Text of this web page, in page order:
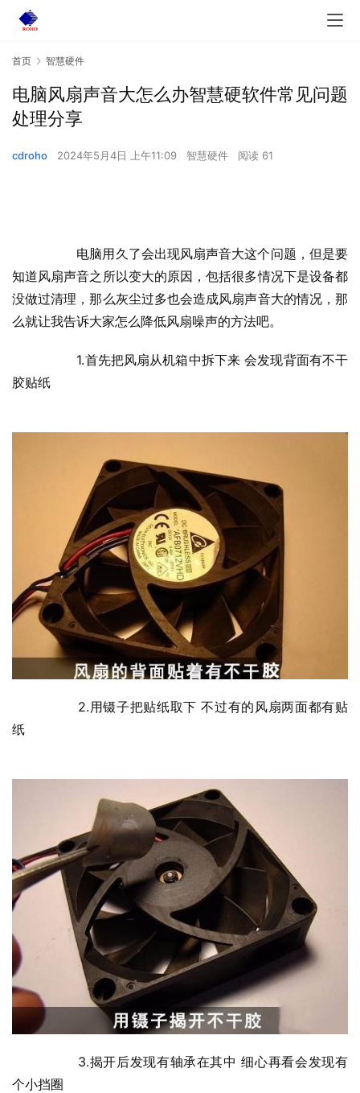
首页 智慧硬件
电脑风扇声音大怎么办智慧硬软件常见问题
处理分享
cdroho 2024年5月4日 上午11:09 智慧硬件 阅读 61
知道风扇声音之所以变大的原因，包括很多情况下是设备都
没做过清理，那么灰尘过多也会造成风扇声音大的情况，那
么就让我告诉大家怎么降低风扇噪声的方法吧。
胶贴纸
纸
个小挡圈